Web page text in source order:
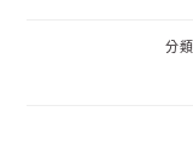
分